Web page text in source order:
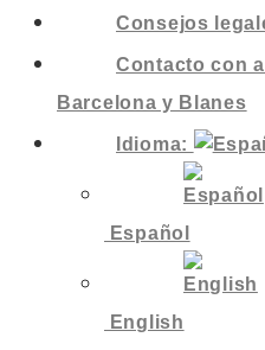
Consejos
Contacto con
Barcelona y Blanes
Idioma:
Español
English